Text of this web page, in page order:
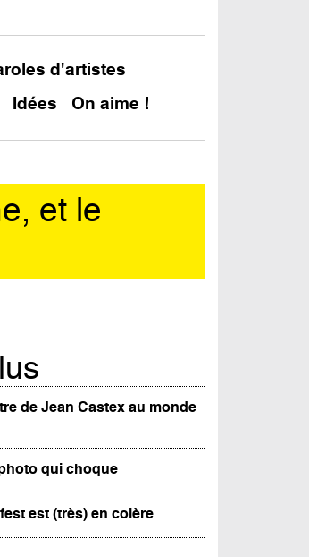
d'artistes
Idées On aime !
et le
de Jean Castex au monde
qui choque
est (très) en colère